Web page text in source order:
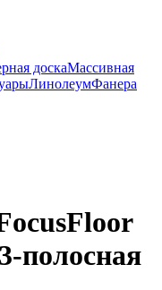
доскаМассивная
ЛинолеумФанера
полосная